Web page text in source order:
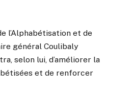
l’Alphabétisation et de
général Coulibaly
selon lui, d’améliorer la
et de renforcer